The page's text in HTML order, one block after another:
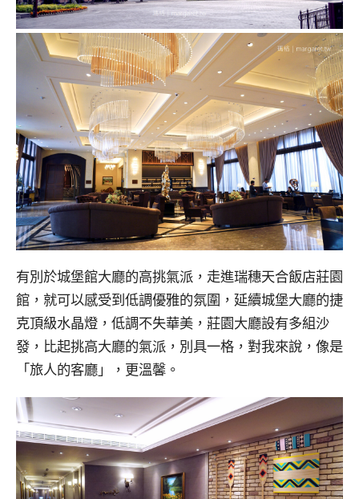
有別於城堡館大廳的高挑氣派，走進瑞穗天合飯店莊園
館，就可以感受到低調優雅的氛圍，延續城堡大廳的捷
克頂級水晶燈，低調不失華美，莊園大廳設有多組沙
發，比起挑高大廳的氣派，別具一格，對我來說，像是
「旅人的客廳」，更溫馨。